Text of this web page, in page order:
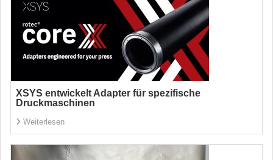
XSYS entwickelt Adapter für spezifische
Druckmaschinen
Weiterlesen